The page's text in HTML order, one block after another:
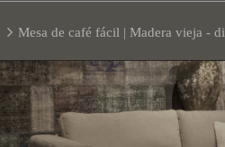
Mesa de café fácil | Madera vieja -
directamente a la información